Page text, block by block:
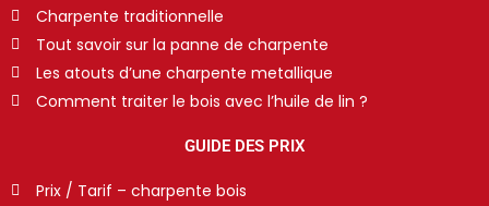
Charpente traditionnelle
Tout savoir sur la panne de charpente
Les atouts d’une charpente metallique
Comment traiter le bois avec l’huile de lin ?
GUIDE DES PRIX
Prix / Tarif – charpente bois